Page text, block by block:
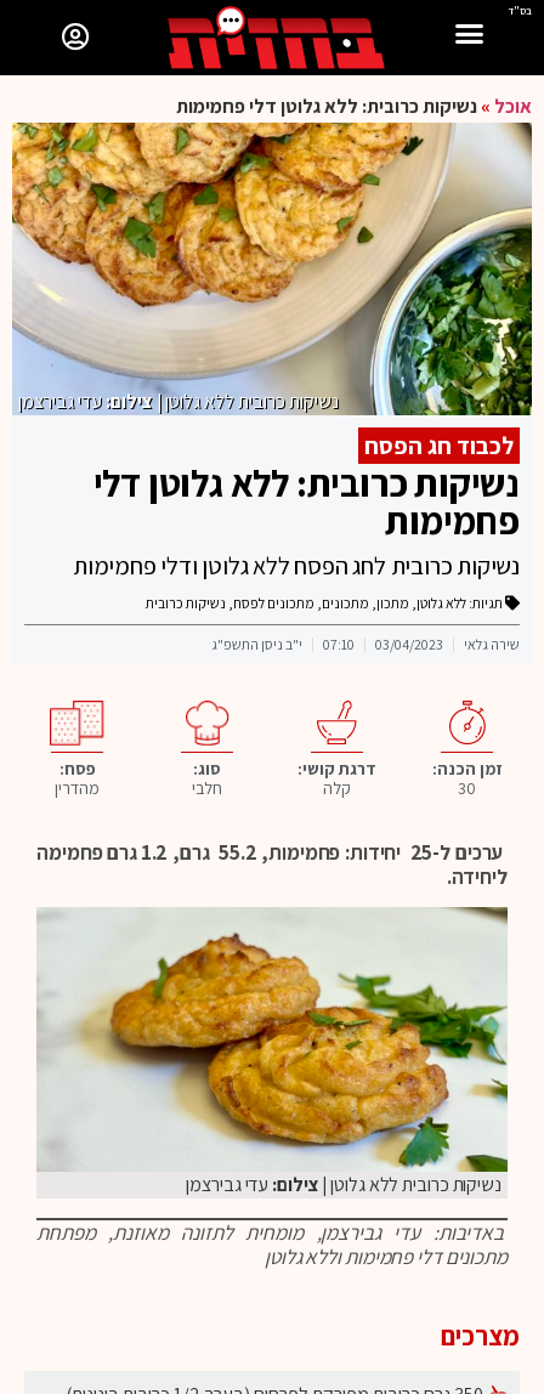
בס"ד
אוכל »נשיקות כרובית: ללא גלוטן דלי פחמימות
נשיקות כרובית ללא גלוטן| צילום:עדי גבירצמן
לכבוד חג הפסח
נשיקות כרובית: ללא גלוטן דלי
פחמימות
נשיקות כרובית לחג הפסח ללא גלוטן ודלי פחמימות
תגיות: ללא גלוטן, מתכון, מתכונים, מתכונים לפסח, נשיקות כרובית
שירה גלאי 03/04/2023
07:10 י"ב ניסן התשפ"ג
זמן הכנה:
30
דרגת קושי:
קלה
סוג:
חלבי
פסח:
מהדרין
ערכים ל-25 יחידות: פחמימות, 55.2 גרם, 1.2 גרם פחמימה
ליחידה.
נשיקות כרובית ללא גלוטן| צילום: עדי גבירצמן
באדיבות: עדי גבירצמן, מומחית לתזונה מאוזנת, מפתחת
מתכונים דלי פחמימות וללא גלוטן
מצרכים